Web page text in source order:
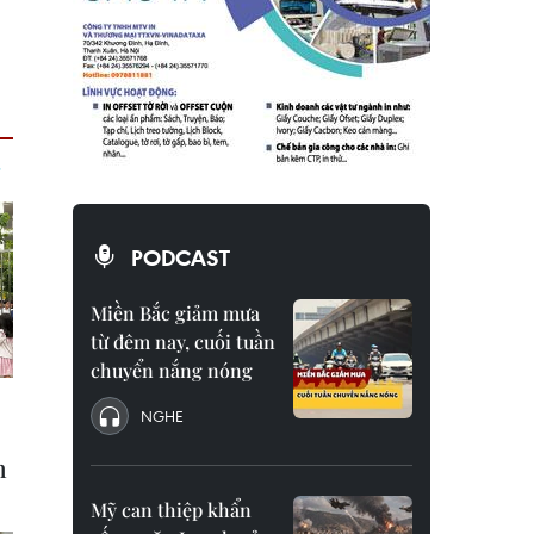
PODCAST
Miền Bắc giảm mưa
từ đêm nay, cuối tuần
chuyển nắng nóng
NGHE
Mỹ can thiệp khẩn